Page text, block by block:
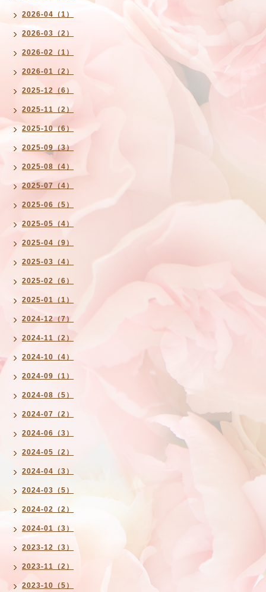
2026-04（1）
2026-03（2）
2026-02（1）
2026-01（2）
2025-12（6）
2025-11（2）
2025-10（6）
2025-09（3）
2025-08（4）
2025-07（4）
2025-06（5）
2025-05（4）
2025-04（9）
2025-03（4）
2025-02（6）
2025-01（1）
2024-12（7）
2024-11（2）
2024-10（4）
2024-09（1）
2024-08（5）
2024-07（2）
2024-06（3）
2024-05（2）
2024-04（3）
2024-03（5）
2024-02（2）
2024-01（3）
2023-12（3）
2023-11（2）
2023-10（5）